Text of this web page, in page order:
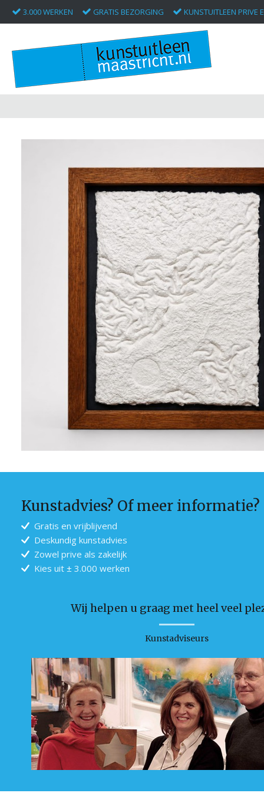
3.000 WERKEN GRATIS BEZORGING KUNSTUITLEEN PRIVE
Kunstadvies? Of meer informatie?
Gratis en vrijblijvend
Deskundig kunstadvies
Zowel prive als zakelijk
Kies uit ± 3.000 werken
Wij helpen u graag met heel veel
Kunstadviseurs